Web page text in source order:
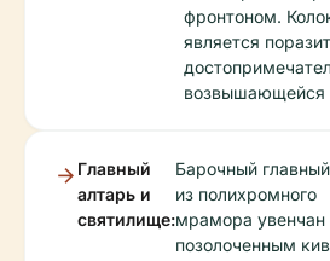
фронтоном.
является
возвышающейся
Главный
алтарь и
святилище:
Барочный
из полихромного
мрамора увенчан
позолоченным